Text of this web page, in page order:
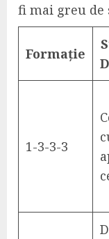
fi mai greu de
Formație
1-3-3-3